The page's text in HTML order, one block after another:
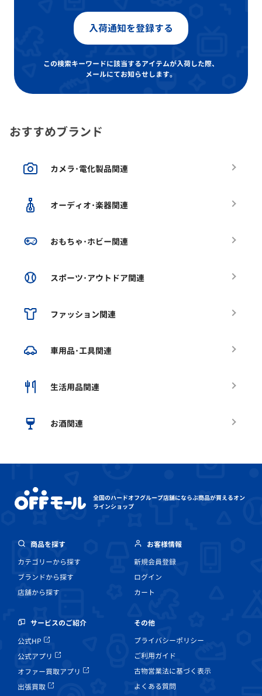
入荷通知を登録する
この検索キーワードに該当するアイテムが入荷した際、
メールにてお知らせします。
おすすめブランド
カメラ･電化製品関連
オーディオ･楽器関連
おもちゃ･ホビー関連
スポーツ･アウトドア関連
ファッション関連
車用品･工具関連
生活用品関連
お酒関連
全国のハードオフグループ店舗にならぶ商品が買えるオン
ラインショップ
商品を探す
カテゴリーから探す
ブランドから探す
店舗から探す
お客様情報
新規会員登録
ログイン
カート
サービスのご紹介
公式HP
公式アプリ
オファー買取アプリ
出張買取
その他
プライバシーポリシー
ご利用ガイド
古物営業法に基づく表示
よくある質問